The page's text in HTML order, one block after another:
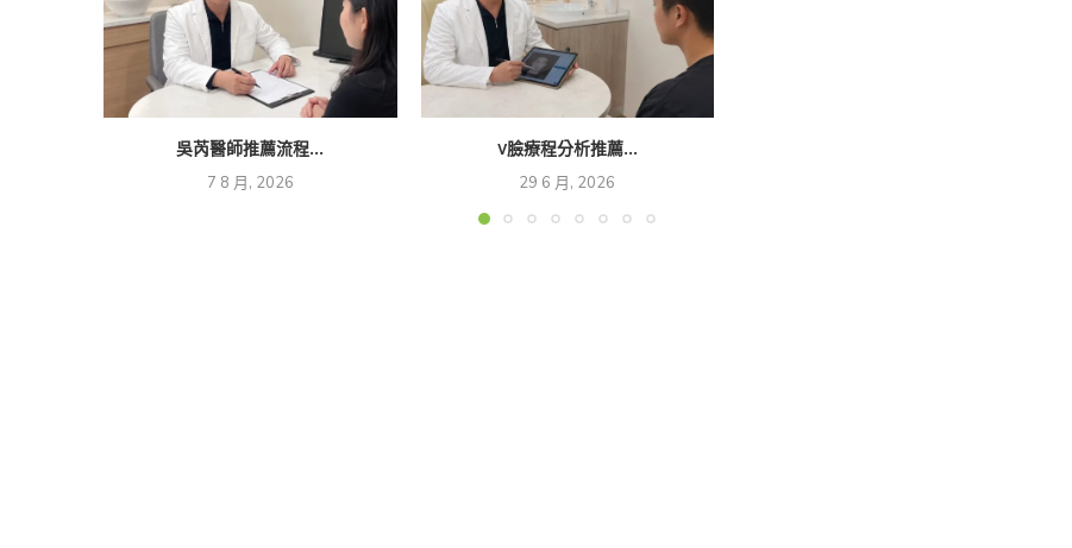
吳芮醫師推薦流程...
7 8 月, 2026
V臉療程分析推薦...
29 6 月, 2026